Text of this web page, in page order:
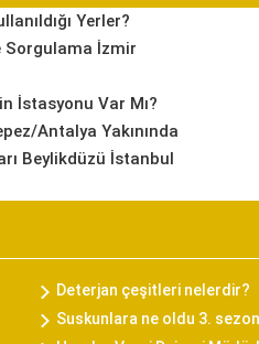
Yerler?
Sorgulama İzmir
İstasyonu Var Mı?
Antalya Yakınında
Beylikdüzü İstanbul
Deterjan çeşitleri nelerdir?
Suskunlara ne oldu 3.